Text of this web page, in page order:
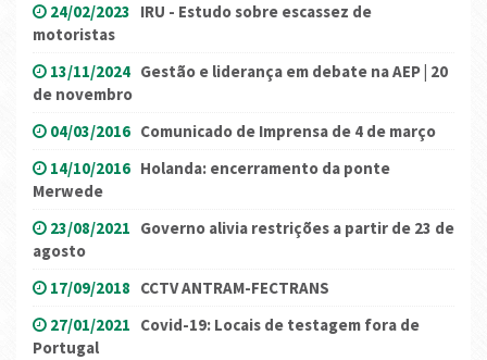
24/02/2023 IRU - Estudo sobre escassez de
motoristas
13/11/2024 Gestão e liderança em debate na AEP | 20
de novembro
04/03/2016 Comunicado de Imprensa de 4 de março
14/10/2016 Holanda: encerramento da ponte
Merwede
23/08/2021 Governo alivia restrições a partir de 23 de
agosto
17/09/2018 CCTV ANTRAM-FECTRANS
27/01/2021 Covid-19: Locais de testagem fora de
Portugal